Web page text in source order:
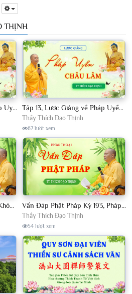
THỊNH
Tập 005, Lược Giảng về Pháp Uyển Châu Lâm, Chủ giảng TT Thích Đạo Thịnh Tập 13, Lược Giảng về Pháp Uyển Châu Lâm, Chủ giảng TT Thích Đạo Thịnh
Thầy Thích Đạo Thịnh
67 lượt xem
Vấn Đáp Phật Pháp Kỳ 190, Khóa Tu Sinh Viên Con Kể Bụt Nghe Tháng 05, 2023 TT. Thích Đạo Thịnh - CKN Vấn Đáp Phật Pháp Kỳ 193, Pháp Hội TPTTHN Tháng 04/2023 TT. Thích Đạo Thịnh - CKN
Thầy Thích Đạo Thịnh
54 lượt xem